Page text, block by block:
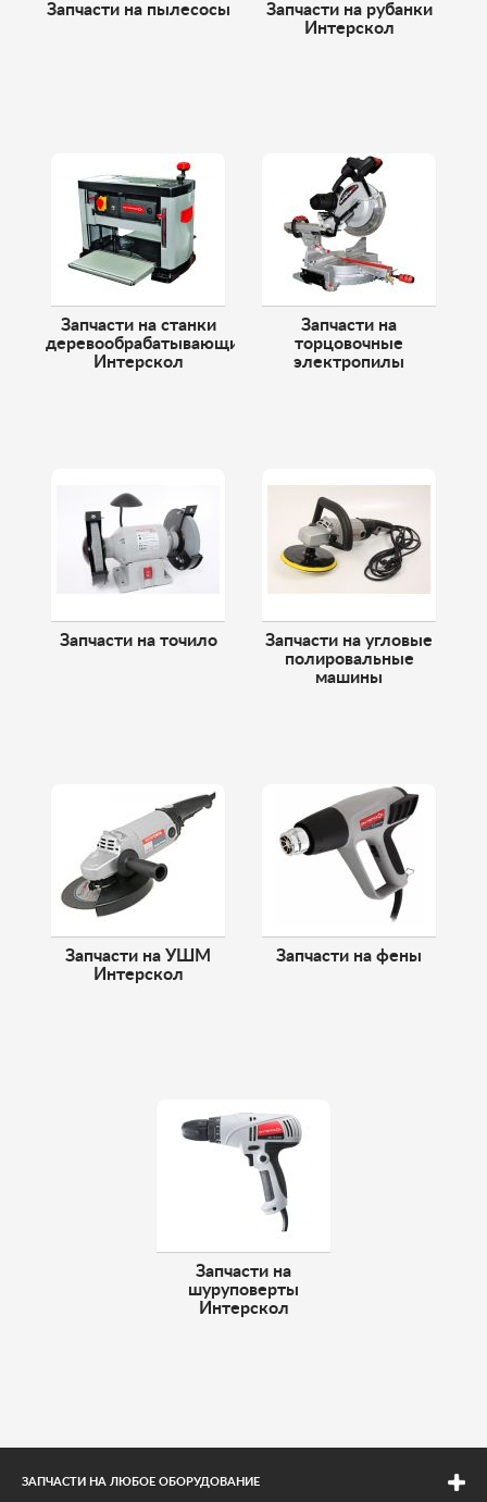
Запчасти на пылесосы
Запчасти на рубанки
Интерскол
Запчасти на станки
деревообрабатывающие
Интерскол
Запчасти на
торцовочные
электропилы
Запчасти на точило
Запчасти на угловые
полировальные
машины
Запчасти на УШМ
Интерскол
Запчасти на фены
Запчасти на
шуруповерты
Интерскол
ЗАПЧАСТИ НА ЛЮБОЕ ОБОРУДОВАНИЕ